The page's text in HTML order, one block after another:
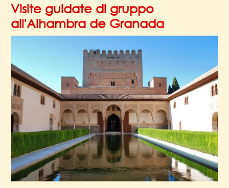
Visite guidate di gruppo
all'Alhambra de Granada